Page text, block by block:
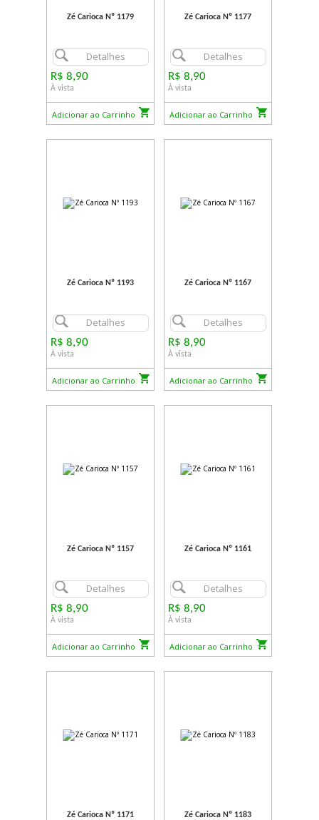
Zé Carioca Nº 1179
Detalhes
R$ 8,90
À vista
Adicionar ao Carrinho
Zé Carioca Nº 1177
Detalhes
R$ 8,90
À vista
Adicionar ao Carrinho
Zé Carioca Nº 1193
Detalhes
R$ 8,90
À vista
Adicionar ao Carrinho
Zé Carioca Nº 1167
Detalhes
R$ 8,90
À vista
Adicionar ao Carrinho
Zé Carioca Nº 1157
Detalhes
R$ 8,90
À vista
Adicionar ao Carrinho
Zé Carioca Nº 1161
Detalhes
R$ 8,90
À vista
Adicionar ao Carrinho
Zé Carioca Nº 1171 Zé Carioca Nº 1183